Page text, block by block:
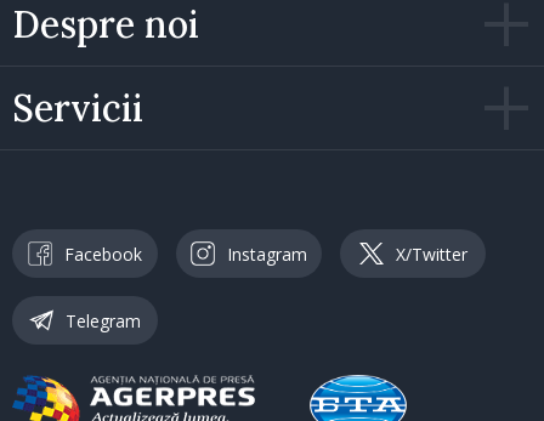
Despre noi
Servicii
Facebook Instagram X/Twitter
Telegram